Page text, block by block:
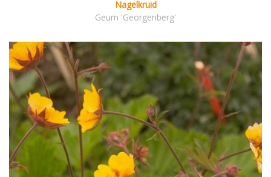
Nagelkruid
Geum 'Georgenberg'